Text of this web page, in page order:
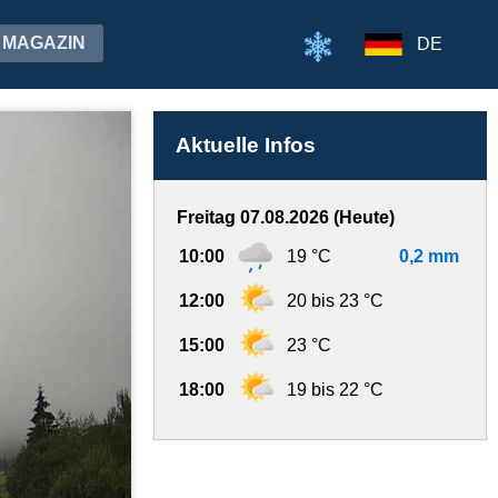
MAGAZIN DE
Aktuelle Infos
Freitag 07.08.2026 (Heute)
10:00 19 °C 0,2 mm
12:00 20 bis 23 °C
15:00 23 °C
18:00 19 bis 22 °C